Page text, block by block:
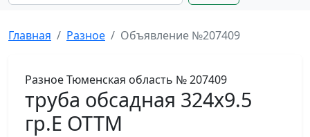
Главная Разное Объявление №207409
РазноеТюменская область № 207409
труба обсадная 324х9.5
гр.Е ОТТМ